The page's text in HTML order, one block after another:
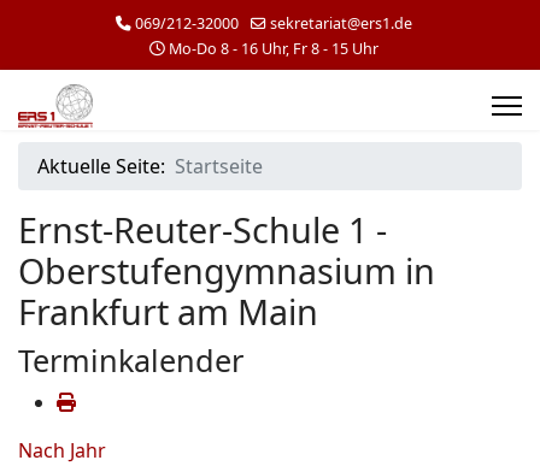
069/212-32000
sekretariat@ers1.de
Mo-Do 8 - 16 Uhr, Fr 8 - 15 Uhr
Aktuelle Seite: Startseite
Ernst-Reuter-Schule 1 -
Oberstufengymnasium in
Frankfurt am Main
Terminkalender
Nach Jahr